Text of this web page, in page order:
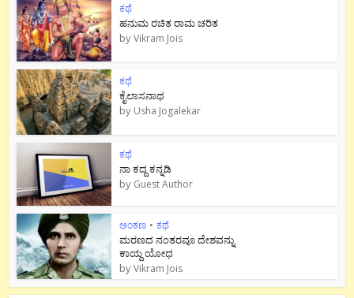
ಕಥೆ
ಹನುಮ ರಚಿತ ರಾಮ‌ ಚರಿತ
byVikram Jois
ಕಥೆ
ಕೈಲಾಸನಾಥ
by Usha Jogalekar
ಕಥೆ
ನಾ ಕದ್ದ ಕನ್ನಡಿ
by Guest Author
ಅಂಕಣ • ಕಥೆ
ಮರಣದ ನಂತರವೂ ದೇಶವನ್ನು
ಕಾಯ್ದ ಯೋಧ
byVikram Jois